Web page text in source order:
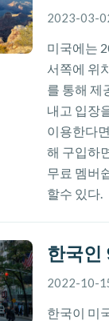
2023-03-
미국에는
서쪽에 위
를 통해 제
내고 입장
이용한다
해 구입하
무료 멤버
할수 있다.
한국인
2022-10-
한국이 미